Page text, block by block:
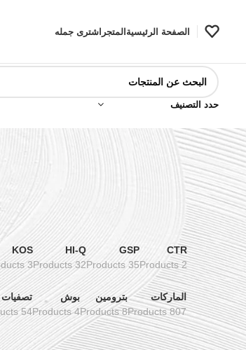
الصفحة الرئيسيةالمتجر اشترى جمله
حدد التصنيف
CTR
2 Products
GSP
35 Products
HI-Q
32 Products
KOS
3 Products
الماركات
807 Products
بترومين
8 Products
بوش
4 Products
تصفيات
54 Products